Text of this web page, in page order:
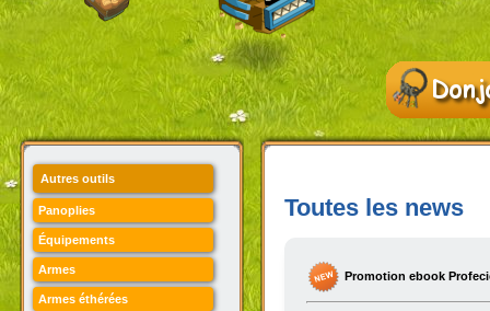
Autres outils
Panoplies
Équipements
Armes
Armes éthérées
Toutes les news
Promotion ebook